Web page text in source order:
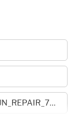
22.pdf